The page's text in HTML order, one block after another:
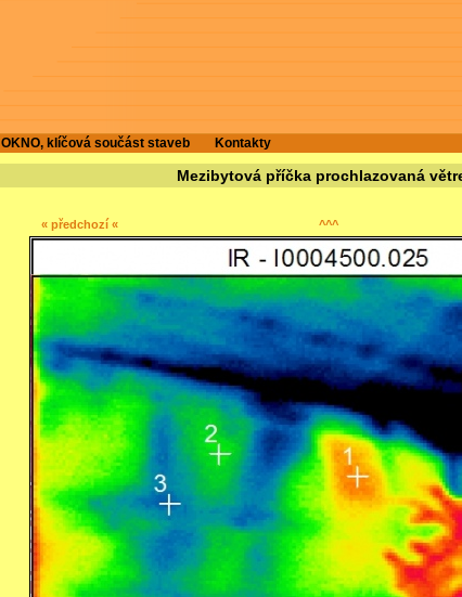
OKNO, klíčová součást staveb Kontakty
Mezibytová příčka prochlazovaná
« předchozí « ^^^